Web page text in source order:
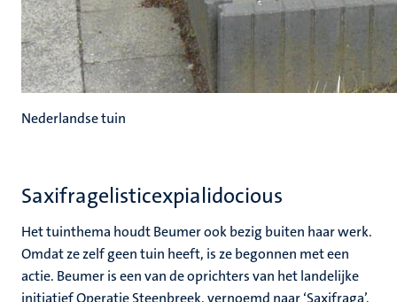
Nederlandse tuin
Saxifragelisticexpialidocious
Het tuinthema houdt Beumer ook bezig buiten haar werk.
Omdat ze zelf geen tuin heeft, is ze begonnen met een
actie. Beumer is een van de oprichters van het landelijke
initiatief Operatie Steenbreek, vernoemd naar ‘Saxifraga’,